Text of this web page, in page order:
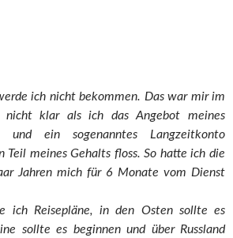
ich nicht bekommen. Das war mir im
nicht klar als ich das Angebot meines
und ein sogenanntes Langzeitkonto
Teil meines Gehalts floss. So hatte ich die
Jahren mich für 6 Monate vom Dienst
ich Reisepläne, in den Osten sollte es
sollte es beginnen und über Russland